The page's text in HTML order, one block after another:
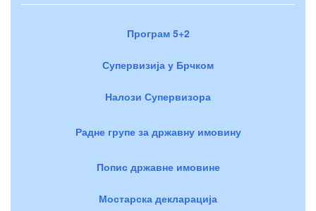
Програм 5+2
Супервизија у Брчком
Налози Супервизора
Радне групе за државну имовину
Попис државне имовине
Мостарска декларација